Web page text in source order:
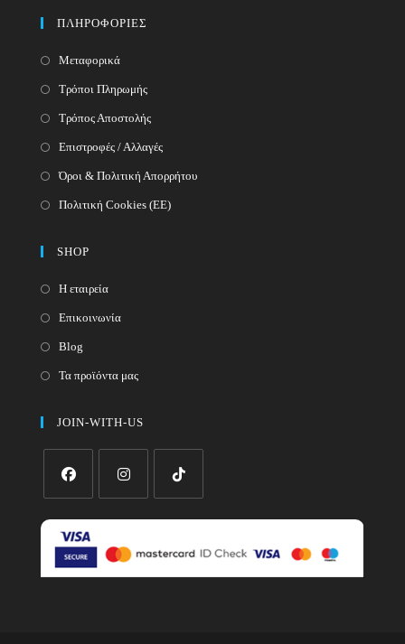
ΠΛΗΡΟΦΟΡΙΕΣ
Μεταφορικά
Τρόποι Πληρωμής
Τρόπος Αποστολής
Επιστροφές / Αλλαγές
Όροι & Πολιτική Απορρήτου
Πολιτική Cookies (ΕΕ)
SHOP
Η εταιρεία
Επικοινωνία
Blog
Τα προϊόντα μας
JOIN-WITH-US
new
new
a
new